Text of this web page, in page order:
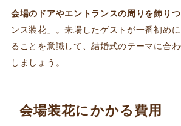
会場のドアやエントランスの周りを飾り
ンス装花」。来場したゲストが一番初め
ることを意識して、結婚式のテーマに合
しましょう。
会場装花にかかる費用